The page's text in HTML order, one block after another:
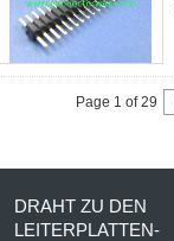
Page 1 of 29
DRAHT ZU DEN
LEITERPLATTEN-